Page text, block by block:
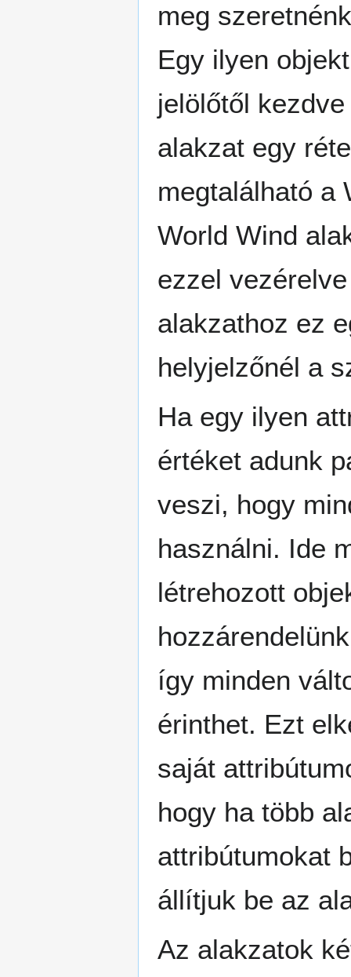
meg
Egy ilyen
jelölőtől
alakzat egy
megtalálható a
World Wind
ezzel
alakzathoz ez
helyjelzőnél a
Ha egy ilyen
értéket adunk
veszi, hogy
használni. Ide
létrehozott
így minden
érinthet. Ezt
saját
hogy ha több
attribútumokat
állítjuk be az
Az alakzatok